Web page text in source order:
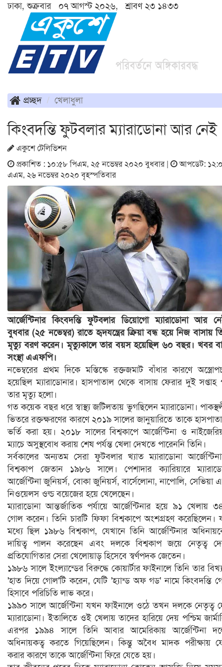
ঢাকা, শুক্রবার ০৭ আগস্ট ২০২৬, শ্রাবণ ২৩ ১৪৩৩
প্রচ্ছদ খেলাধুলা
কিংবদন্তি ফুটবলার ম্যারাডোনা আর নেই
একুশে টেলিভিশন
প্রকাশিত : ১০:৫৮ পিএম, ২৫ নভেম্বর ২০২০ বুধবার |
আপডেট:
এএম, ২৬ নভেম্বর ২০২০ বৃহস্পতিবার
আর্জেন্টিনার কিংবদন্তি ফুটবলার ডিয়োগো ম্যারাডোনা আর
বুধবার (২৫ নভেম্বর) রাতে হৃদযন্ত্রের ক্রিয়া বন্ধ হয়ে নিজ বাসায়
মৃত্যু বরণ করেন। মৃত্যুকালে তার বয়স হয়েছিল ৬০ বছর। খবর
সংস্থা এএফপি।
নভেম্বরের প্রথম দিকে মস্তিস্কে রক্তজমাট বাঁধার কারণে
হয়েছিল ম্যারাডোনার। হাসপাতাল থেকে বাসায় ফেরার দুই সপ্তাহ
তার মৃত্যু হলো।
গত কয়েক বছর ধরে স্বাস্থ্য জটিলতায় ভুগছিলেন ম্যারাডোনা।
ভিতরে রক্তক্ষরণের কারণে ২০১৯ সালের জানুয়ারিতে তাকে
ভর্তি করা হয়। ২০১৮ সালের বিশ্বকাপে আর্জেন্টিনা ও
ম্যাচে অসুস্থবোধ করায় শেষ পর্যন্ত খেলা দেখতে পারেননি তিনি।
সর্বকালের অন্যতম সেরা ফুটবলার খ্যাত ম্যারাডোনা
বিশ্বকাপ জেতান ১৯৮৬ সালে। পেশাদার ক্যারিয়ারে
আর্জেন্টিনা জুনিয়র্স, বোকা জুনিয়র্স, বার্সেলোনা, নাপোলি, সেভিয়া
নিওয়েলস ওল্ড বয়েজের হয়ে খেলেছেন।
ম্যারাডোনা আন্তর্জাতিক পর্যায়ে আর্জেন্টিনার হয়ে ৯১ খেলায়
গোল করেন। তিনি চারটি ফিফা বিশ্বকাপে অংশগ্রহণ করেছিলেন।
মধ্যে ছিল ১৯৮৬ বিশ্বকাপ, যেখানে তিনি আর্জেন্টিনার
দায়িত্ব পালন করেছেন এবং দলকে বিশ্বকাপ জয়ে নেতৃত্ব
প্রতিযোগিতার সেরা খেলোয়াড় হিসেবে স্বর্ণপদক জেতেন।
১৯৮৬ সালে ইংল্যান্ডের বিরুদ্ধে কোয়ার্টার ফাইনালে তিনি তার
'হাত দিয়ে গোল'টি করেন, যেটি 'হ্যান্ড অফ গড' নামে কিংবদন্তি
হিসাবে পরিচিতি লাভ করে।
১৯৯০ সালে আর্জেন্টিনা যখন ফাইনালে ওঠে তখন দলকে নেতৃত্ব
ম্যারাডোনা। ইতালিতে ওই খেলায় তাদের হারিয়ে দেয় পশ্চিম
এরপর ১৯৯৪ সালে তিনি আবার আমেরিকায় আর্জেন্টিনা
অধিনায়কত্ব করতে গিয়েছিলেন। কিন্তু অবৈধ মাদক পরীক্ষায়
করার কারণে তাকে আর্জেন্টিনা ফিরে যেতে হয়।